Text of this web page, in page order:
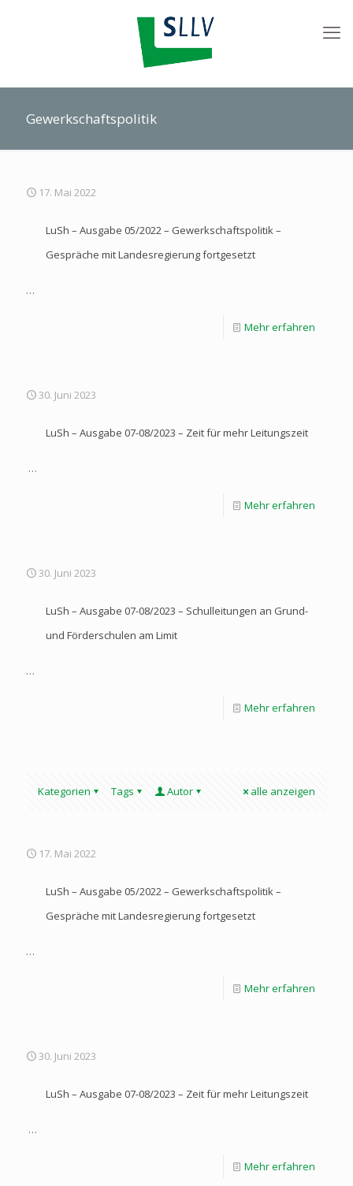
Gewerkschaftspolitik
17. Mai 2022
LuSh – Ausgabe 05/2022 – Gewerkschaftspolitik –
Gespräche mit Landesregierung fortgesetzt
…
Mehr erfahren
30. Juni 2023
LuSh – Ausgabe 07-08/2023 – Zeit für mehr Leitungszeit
…
Mehr erfahren
30. Juni 2023
LuSh – Ausgabe 07-08/2023 – Schulleitungen an Grund-
und Förderschulen am Limit
…
Mehr erfahren
Kategorien Tags Autor alle anzeigen
17. Mai 2022
LuSh – Ausgabe 05/2022 – Gewerkschaftspolitik –
Gespräche mit Landesregierung fortgesetzt
…
Mehr erfahren
30. Juni 2023
LuSh – Ausgabe 07-08/2023 – Zeit für mehr Leitungszeit
…
Mehr erfahren